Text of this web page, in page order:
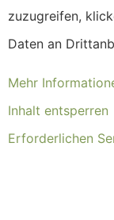
zuzugreifen,
Daten an
Mehr
Inhalt entsperren
Erforderlichen